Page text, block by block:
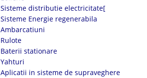
Sisteme distributie electricitate[
Sisteme Energie regenerabila
Ambarcatiuni
Rulote
Baterii stationare
Yahturi
Aplicatii in sisteme de supraveghere